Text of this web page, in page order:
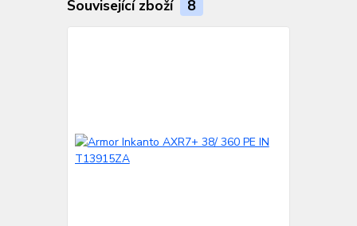
Související zboží 8